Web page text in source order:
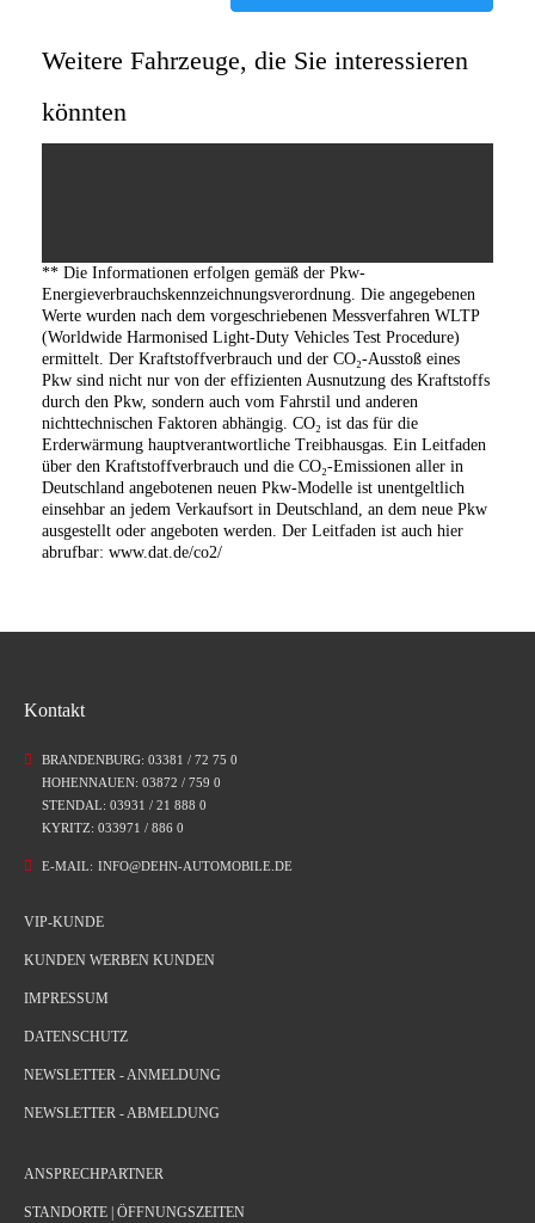
Weitere Fahrzeuge, die Sie interessieren
könnten
** Die Informationen erfolgen gemäß der Pkw-
Energieverbrauchskennzeichnungsverordnung. Die angegebenen
Werte wurden nach dem vorgeschriebenen Messverfahren WLTP
(Worldwide Harmonised Light-Duty Vehicles Test Procedure)
ermittelt. Der Kraftstoffverbrauch und der CO₂-Ausstoß eines
Pkw sind nicht nur von der effizienten Ausnutzung des Kraftstoffs
durch den Pkw, sondern auch vom Fahrstil und anderen
nichttechnischen Faktoren abhängig. CO₂ ist das für die
Erderwärmung hauptverantwortliche Treibhausgas. Ein Leitfaden
über den Kraftstoffverbrauch und die CO₂-Emissionen aller in
Deutschland angebotenen neuen Pkw-Modelle ist unentgeltlich
einsehbar an jedem Verkaufsort in Deutschland, an dem neue Pkw
ausgestellt oder angeboten werden. Der Leitfaden ist auch hier
abrufbar: www.dat.de/co2/
Kontakt
BRANDENBURG: 03381 / 72 75 0
HOHENNAUEN: 03872 / 759 0
STENDAL: 03931 / 21 888 0
KYRITZ: 033971 / 886 0
E-MAIL: INFO@DEHN-AUTOMOBILE.DE
VIP-KUNDE
KUNDEN WERBEN KUNDEN
IMPRESSUM
DATENSCHUTZ
NEWSLETTER - ANMELDUNG
NEWSLETTER - ABMELDUNG
ANSPRECHPARTNER
STANDORTE | ÖFFNUNGSZEITEN